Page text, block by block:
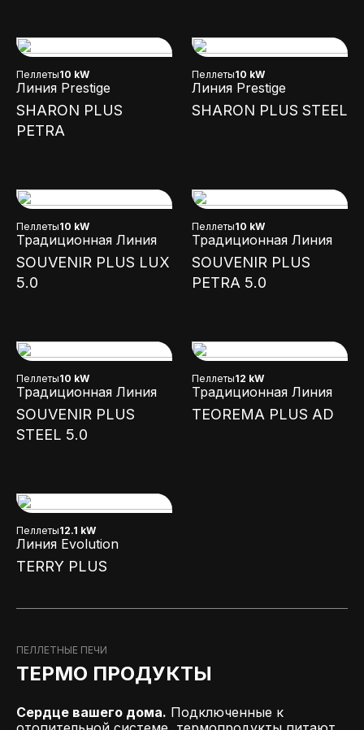
Пеллеты10 kW
Линия Prestige
SHARON PLUS
PETRA
Пеллеты10 kW
Линия Prestige
SHARON PLUS STEEL
Пеллеты10 kW
Традиционная Линия
SOUVENIR PLUS LUX
5.0
Пеллеты10 kW
Традиционная Линия
SOUVENIR PLUS
PETRA 5.0
Пеллеты10 kW
Традиционная Линия
SOUVENIR PLUS
STEEL 5.0
Пеллеты12 kW
Традиционная Линия
TEOREMA PLUS AD
Пеллеты12.1 kW
Линия Evolution
TERRY PLUS
ПЕЛЛЕТНЫЕ ПЕЧИ
ТЕРМО ПРОДУКТЫ
Сердце вашего дома. Подключенные к